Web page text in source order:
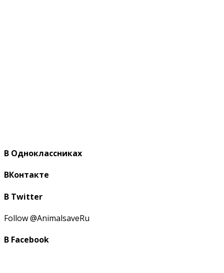
В Одноклассниках
ВКонтакте
В Twitter
Follow @AnimalsaveRu
В Facebook